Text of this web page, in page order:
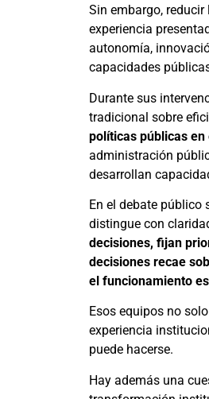
Sin embargo,
experiencia
autonomía,
capacidades
Durante sus
tradicional sobre
políticas públicas en
administración
desarrollan
En el debate público
distingue con
decisiones, fijan
decisiones recae
el funcionamiento
Esos equipos no
experiencia
puede hacerse.
Hay además una